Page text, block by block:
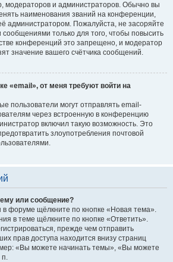
модераторов и администраторов. Обычно вы
наименования званий на конференции,
администратором. Пожалуйста, не засоряйте
только для того, чтобы повысить
конференций это запрещено, и модератор
значение вашего счётчика сообщений.
«email», от меня требуют войти на
пользователи могут отправлять email-
через встроенную в конференцию
включил такую возможность. Это
злоупотребления почтовой
или сообщение?
форуме щёлкните по кнопке «Новая тема».
в теме щёлкните по кнопке «Ответить».
прежде чем отправить
прав доступа находится внизу страниц
«Вы можете начинать темы», «Вы можете
п.